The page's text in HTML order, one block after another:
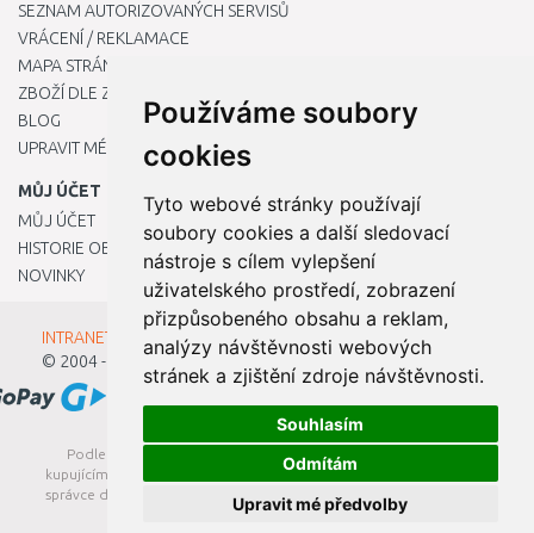
Používáme soubory
cookies
Tyto webové stránky používají
soubory cookies a další sledovací
nástroje s cílem vylepšení
uživatelského prostředí, zobrazení
přizpůsobeného obsahu a reklam,
analýzy návštěvnosti webových
stránek a zjištění zdroje návštěvnosti.
Souhlasím
Odmítám
Upravit mé předvolby
SEZNAM AUTORIZOVANÝCH SERVISŮ
VRÁCENÍ / REKLAMACE
MAPA STRÁNKY
ZBOŽÍ DLE ZNAČEK
BLOG
UPRAVIT MÉ PŘEDVOLBY COOKIES
MŮJ ÚČET
MŮJ ÚČET
HISTORIE OBJEDNÁVEK
NOVINKY
INTRANET - Přihlášení pro zaměstnance
© 2004 - 2026
Kamody s.r.o.
Podle zákona o evidenci tržeb je prodávající povinen vystavit
kupujícímu účtenku. Zároveň je povinen zaevidovat přijatou tržbu u
správce daně online; v případě technického výpadku pak nejpozději
do 48 hodin.